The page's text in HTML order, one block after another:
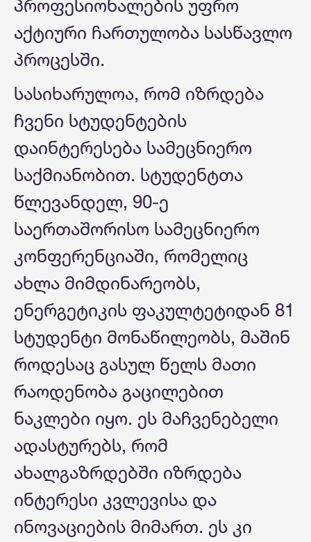
პროფესიონალების უფრო
აქტიური ჩართულობა სასწავლო
პროცესში.
სასიხარულოა, რომ იზრდება
ჩვენი სტუდენტების
დაინტერესება სამეცნიერო
საქმიანობით. სტუდენტთა
წლევანდელ, 90-ე
საერთაშორისო სამეცნიერო
კონფერენციაში, რომელიც
ახლა მიმდინარეობს,
ენერგეტიკის ფაკულტეტიდან 81
სტუდენტი მონაწილეობს, მაშინ
როდესაც გასულ წელს მათი
რაოდენობა გაცილებით
ნაკლები იყო. ეს მაჩვენებელი
ადასტურებს, რომ
ახალგაზრდებში იზრდება
ინტერესი კვლევისა და
ინოვაციების მიმართ. ეს კი